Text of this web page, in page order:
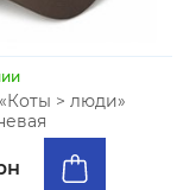
> люди»